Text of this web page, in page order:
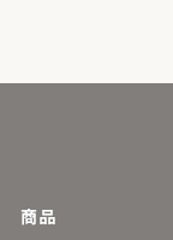
商品